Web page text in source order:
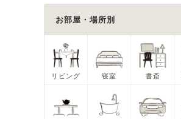
お部屋・場所別
リビング 寝室 書斎